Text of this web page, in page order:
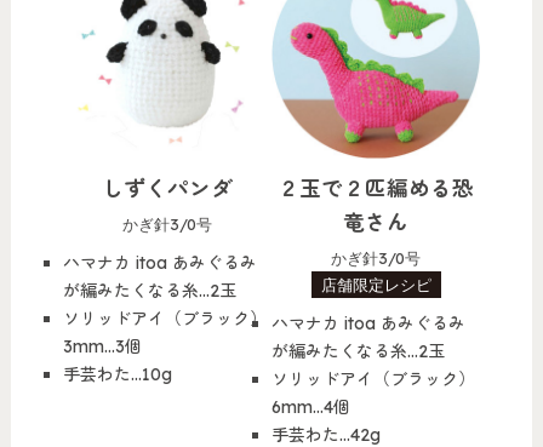
しずくパンダ
かぎ針3/0号
ハマナカ itoa あみぐるみ
が編みたくなる糸…2玉
ソリッドアイ（ブラック）
3mm…3個
手芸わた…10g
２玉で２匹編める恐
竜さん
かぎ針3/0号
店舗限定レシピ
ハマナカ itoa あみぐるみ
が編みたくなる糸…2玉
ソリッドアイ（ブラック）
6mm…4個
手芸わた…42g